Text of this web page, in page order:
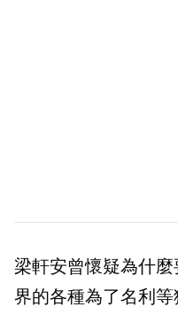
梁軒安曾懷疑為什
界的各種為了名利